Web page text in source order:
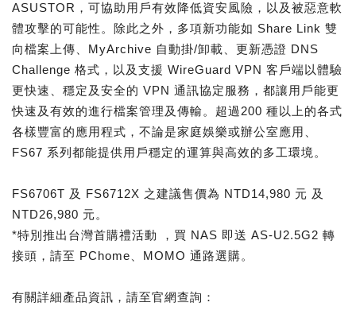
ASUSTOR，可協助用戶有效降低資安風險，以及被惡意軟
體攻擊的可能性。除此之外，多項新功能如 Share Link 雙
向檔案上傳、MyArchive 自動掛/卸載、更新憑證 DNS
Challenge 格式，以及支援 WireGuard VPN 客戶端以體驗
更快速、穩定及安全的 VPN 通訊協定服務，都讓用戶能更
快速及有效的進行檔案管理及傳輸。超過200 種以上的各式
各樣豐富的應用程式，不論是家庭娛樂或辦公室應用、
FS67 系列都能提供用戶穩定的運算與高效的多工環境。
FS6706T 及 FS6712X 之建議售價為 NTD14,980 元 及
NTD26,980 元。
*特別推出台灣首購禮活動 ，買 NAS 即送 AS-U2.5G2 轉
接頭，請至 PChome、MOMO 通路選購。
有關詳細產品資訊，請至官網查詢：